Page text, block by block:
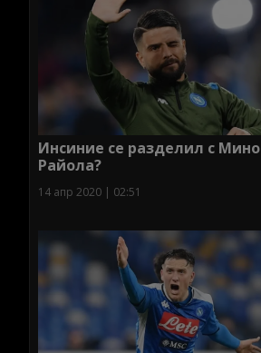
Инсиние се разделил с Мино
Райола?
14 апр 2020 | 02:51